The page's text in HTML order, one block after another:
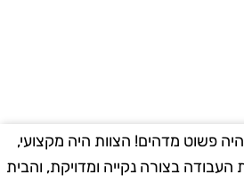
פשוט מדהים! הצוות היה מקצועי,
בצורה נקייה ומדויקת, והבית